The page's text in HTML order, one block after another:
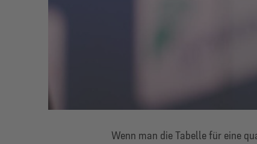
Wenn man die Tabelle für eine